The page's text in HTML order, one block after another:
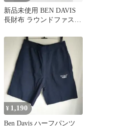
新品未使用 BEN DAVIS
長財布 ラウンドファスナ
¥ 1,190
Ben Davis ハーフパンツ